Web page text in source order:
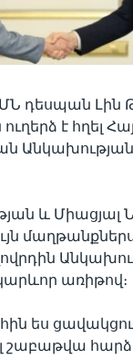
դեսպան Լին
է հղել
և Միացյալ
առիթով։
ես
շաբաթվա